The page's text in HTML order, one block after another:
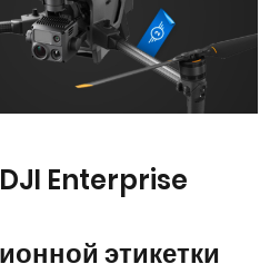
Enterprise
этикетки